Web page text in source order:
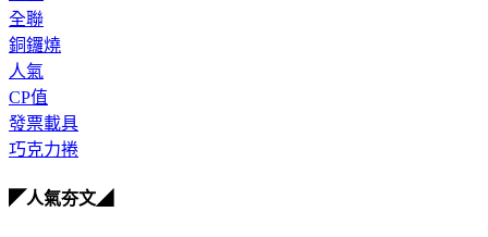
全聯
銅鑼燒
人氣
CP值
發票載具
巧克力捲
◤人氣夯文◢